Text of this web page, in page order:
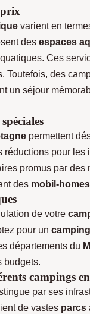
varient en
des espaces
Ces
Toutefois, des
un séjour
permettent
pour
promus par des
des mobil-homes
de votre
pour un
départements du
budgets.
campings
par ses
de vastes parcs